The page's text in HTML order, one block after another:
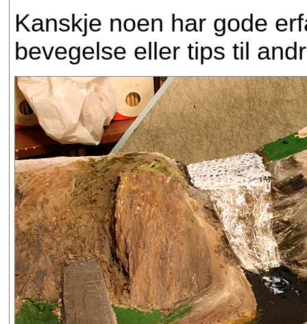
Kanskje noen har gode
bevegelse eller tips til